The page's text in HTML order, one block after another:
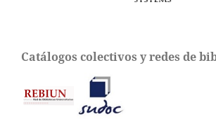
Catálogos colectivos y redes de